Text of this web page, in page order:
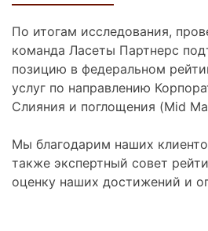
По итогам исследования,
команда Ласеты Партнерс
позицию в федеральном
услуг по направлению
Слияния и поглощения (Mid
Мы благодарим наших
также экспертный совет
оценку наших достижений и